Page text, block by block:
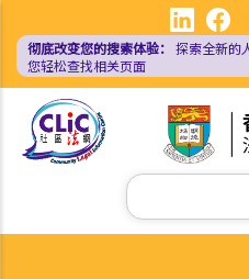
主
彻底改变您的搜索体验： 探索全新的
您轻松查找相关页面
搜
索